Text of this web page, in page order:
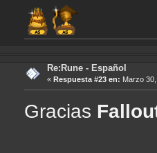
Re:Rune - Español
« Respuesta #23 en: Marzo
Gracias